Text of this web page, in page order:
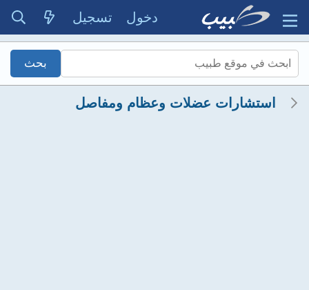
دخول تسجيل
استشارات عضلات وعظام ومفاصل